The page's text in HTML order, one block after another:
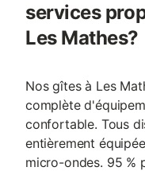
services
Les Mathes?
Nos gîtes à Les
complète
confortable. Tous
entièrement
micro-ondes. 95 %